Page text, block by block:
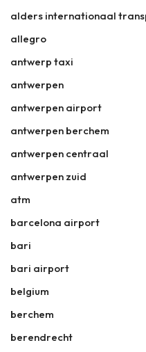
alders internationaal
allegro
antwerp taxi
antwerpen
antwerpen airport
antwerpen berchem
antwerpen centraal
antwerpen zuid
atm
barcelona airport
bari
bari airport
belgium
berchem
berendrecht